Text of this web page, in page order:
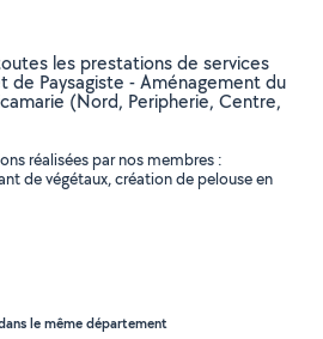
les prestations de services
de Paysagiste - Aménagement du
(Nord, Peripherie, Centre,
réalisées par nos membres :
de végétaux, création de pelouse en
le même département